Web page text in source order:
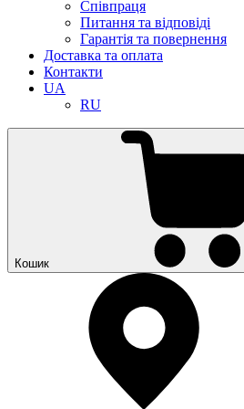
Співпраця
Питання та відповіді
Гарантія та повернення
Доставка та оплата
Контакти
UA
RU
Кошик